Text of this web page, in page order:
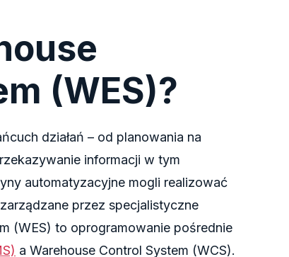
(WES)?
działań – od planowania na
informacji w tym
automatyzacyjne mogli realizować
przez specjalistyczne
(WES) to oprogramowanie pośrednie
a Warehouse Control System (WCS).